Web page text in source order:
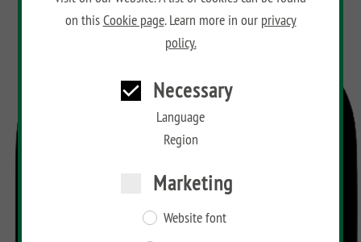
on thisCookie page. Learn more in our privacy
policy.
Necessary
Language
Region
Marketing
Website font